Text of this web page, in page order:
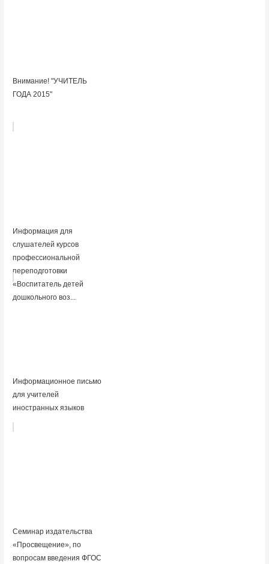
Внимание! "УЧИТЕЛЬ
ГОДА 2015"
Информация для
слушателей курсов
профессиональной
переподготовки
«Воспитатель детей
дошкольного воз...
Информационное письмо
для учителей
иностранных языков
Семинар издательства
«Просвещение», по
вопросам введения ФГОС